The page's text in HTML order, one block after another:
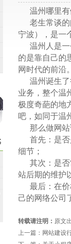
温州哪里
老生常谈
宁波），是一
温州人是
的是靠自己的
网时代的前沿。
温州诞生
业务，整个温
极度奇葩的地
吧，如同于温
那么做网站
首先：是
细节；
其次：是
站后期的维护
最后：在
己的网络公司
转载请注明： 原文
上一篇： 网站建设